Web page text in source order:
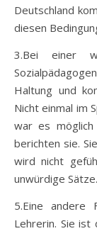
Deutschland
diesen
3.Bei einer
Haltung und
Nicht einmal im
war es
berichten sie.
wird nicht
unwürdige
5.Eine
Lehrerin. Sie